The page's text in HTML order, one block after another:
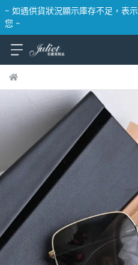
~ 如遇供貨狀況顯示庫存不足，表
您 ~